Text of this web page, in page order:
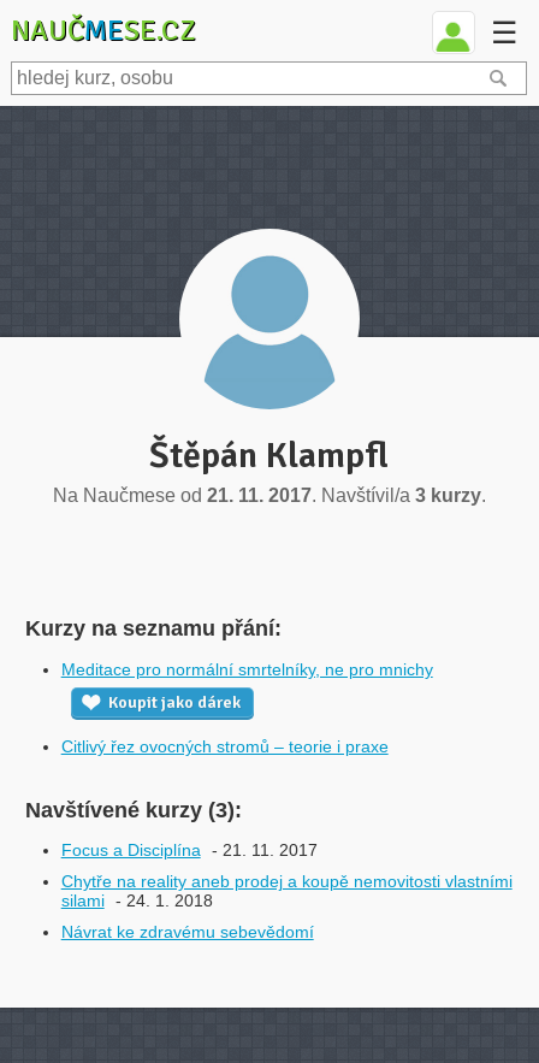
NAUČMESE.CZ ☰
Štěpán Klampfl
Na Naučmese od 21. 11. 2017. Navštívil/a 3 kurzy.
Kurzy na seznamu přání:
Meditace pro normální smrtelníky, ne pro mnichy
Koupit jako dárek
Citlivý řez ovocných stromů – teorie i praxe
Navštívené kurzy (3):
Focus a Disciplína
- 21. 11. 2017
Chytře na reality aneb prodej a koupě nemovitosti vlastními
silami - 24. 1. 2018
Návrat ke zdravému sebevědomí